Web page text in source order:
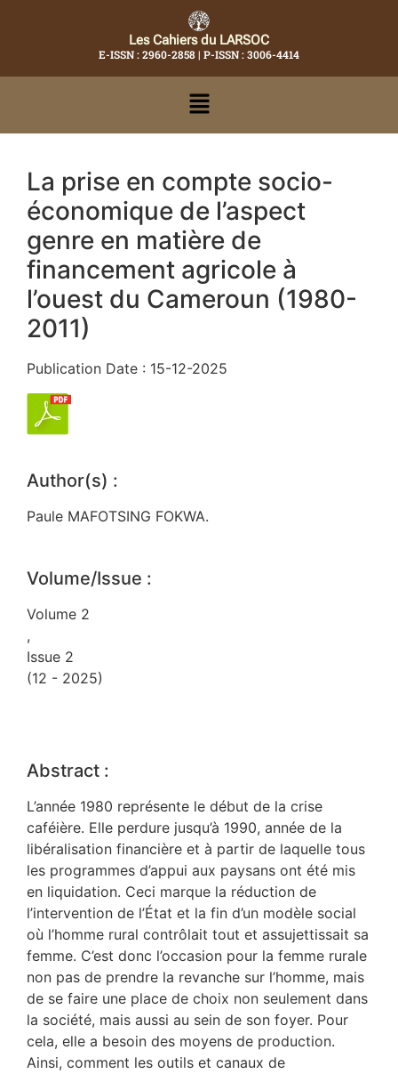
Les Cahiers du LARSOC
E-ISSN : 2960-2858 | P-ISSN : 3006-4414
La prise en compte socio-
économique de l’aspect
genre en matière de
financement agricole à
l’ouest du Cameroun (1980-
2011)
Publication Date : 15-12-2025
Author(s) :
Paule MAFOTSING FOKWA.
Volume/Issue :
Volume 2
,
Issue 2
(12 - 2025)
Abstract :
L’année 1980 représente le début de la crise
caféière. Elle perdure jusqu’à 1990, année de la
libéralisation financière et à partir de laquelle tous
les programmes d’appui aux paysans ont été mis
en liquidation. Ceci marque la réduction de
l’intervention de l’État et la fin d’un modèle social
où l’homme rural contrôlait tout et assujettissait sa
femme. C’est donc l’occasion pour la femme rurale
non pas de prendre la revanche sur l’homme, mais
de se faire une place de choix non seulement dans
la société, mais aussi au sein de son foyer. Pour
cela, elle a besoin des moyens de production.
Ainsi, comment les outils et canaux de